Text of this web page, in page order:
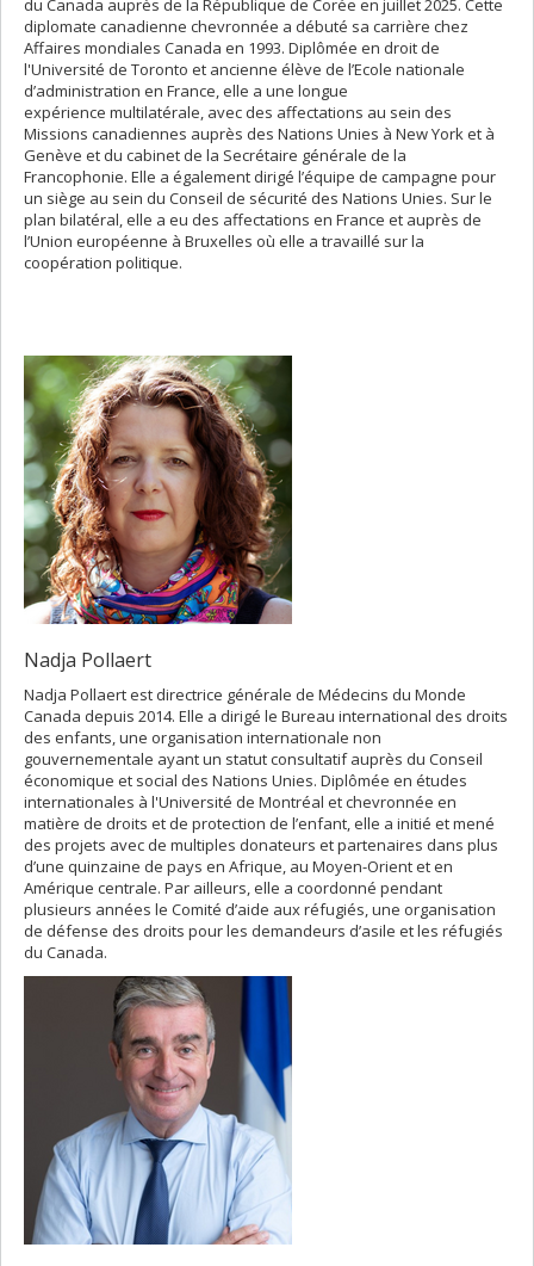
du Canada auprès de la République de Corée en juillet 2025. Cette
diplomate canadienne chevronnée a débuté sa carrière chez
Affaires mondiales Canada en 1993. Diplômée en droit de
l'Université de Toronto et ancienne élève de l’Ecole nationale
d’administration en France, elle a une longue
expérience multilatérale, avec des affectations au sein des
Missions canadiennes auprès des Nations Unies à New York et à
Genève et du cabinet de la Secrétaire générale de la
Francophonie. Elle a également dirigé l’équipe de campagne pour
un siège au sein du Conseil de sécurité des Nations Unies. Sur le
plan bilatéral, elle a eu des affectations en France et auprès de
l’Union européenne à Bruxelles où elle a travaillé sur la
coopération politique.
Nadja Pollaert
Nadja Pollaert est directrice générale de Médecins du Monde
Canada depuis 2014. Elle a dirigé le Bureau international des droits
des enfants, une organisation internationale non
gouvernementale ayant un statut consultatif auprès du Conseil
économique et social des Nations Unies. Diplômée en études
internationales à l'Université de Montréal et chevronnée en
matière de droits et de protection de l’enfant, elle a initié et mené
des projets avec de multiples donateurs et partenaires dans plus
d’une quinzaine de pays en Afrique, au Moyen-Orient et en
Amérique centrale. Par ailleurs, elle a coordonné pendant
plusieurs années le Comité d’aide aux réfugiés, une organisation
de défense des droits pour les demandeurs d’asile et les réfugiés
du Canada.